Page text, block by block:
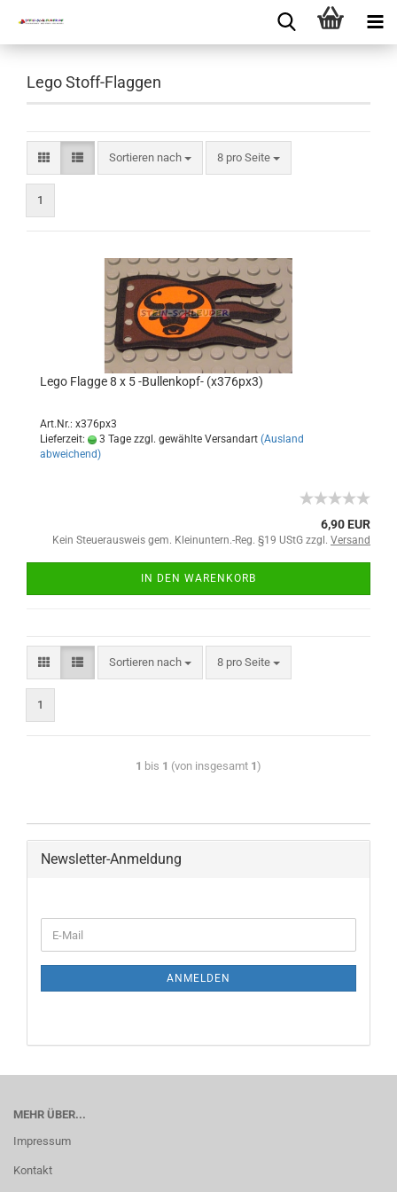
Lego Stoff-Flaggen
Sortieren nach 8 pro Seite
1
Lego Flagge 8 x 5 -Bullenkopf- (x376px3)
Art.Nr.: x376px3
Lieferzeit:
3 Tage zzgl. gewählte Versandart (Ausland
abweichend)
6,90 EUR
Kein Steuerausweis gem. Kleinuntern.-Reg. §19 UStG zzgl. Versand
IN DEN WARENKORB
Sortieren nach 8 pro Seite
1
1 bis 1 (von insgesamt 1)
Newsletter-Anmeldung
ANMELDEN
MEHR ÜBER...
Impressum
Kontakt